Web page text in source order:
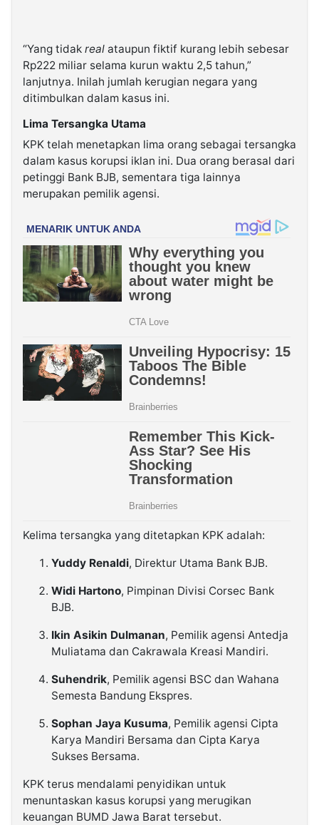
“Yang tidak real ataupun fiktif kurang lebih sebesar
Rp222 miliar selama kurun waktu 2,5 tahun,”
lanjutnya. Inilah jumlah kerugian negara yang
ditimbulkan dalam kasus ini.
Lima Tersangka Utama
KPK telah menetapkan lima orang sebagai tersangka
dalam kasus korupsi iklan ini. Dua orang berasal dari
petinggi Bank BJB, sementara tiga lainnya
merupakan pemilik agensi.
Kelima tersangka yang ditetapkan KPK adalah:
Yuddy Renaldi, Direktur Utama Bank BJB.
Widi Hartono, Pimpinan Divisi Corsec Bank
BJB.
Ikin Asikin Dulmanan, Pemilik agensi Antedja
Muliatama dan Cakrawala Kreasi Mandiri.
Suhendrik, Pemilik agensi BSC dan Wahana
Semesta Bandung Ekspres.
Sophan Jaya Kusuma, Pemilik agensi Cipta
Karya Mandiri Bersama dan Cipta Karya
Sukses Bersama.
KPK terus mendalami penyidikan untuk
menuntaskan kasus korupsi yang merugikan
keuangan BUMD Jawa Barat tersebut.